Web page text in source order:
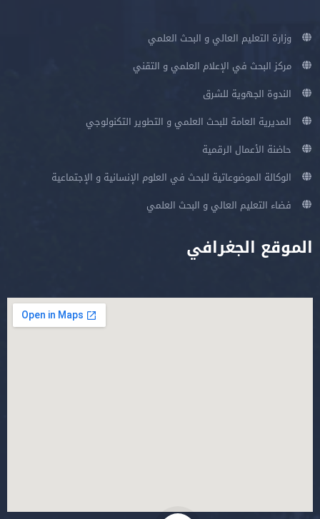
وزارة التعليم العالي و البحث العلمي
مركز البحث في الإعلام العلمي و التقني
الندوة الجهوية للشرق
المديرية العامة للبحث العلمي و التطوير التكنولوجي
حاضنة الأعمال الرقمية
الوكالة الموضوعاتية للبحث في العلوم الإنسانية و الإجتماعية
فضاء التعليم العالي و البحث العلمي
الموقع الجغرافي